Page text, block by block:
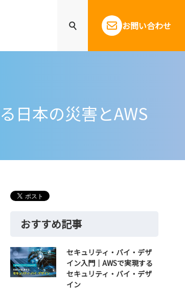
お問い合わせ
日本の災害とAWS
おすすめ記事
セキュリティ・バイ・デザ
イン入門｜AWSで実現する
セキュリティ・バイ・デザ
イン